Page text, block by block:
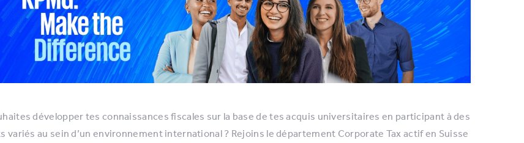
développer tes connaissances fiscales sur la base de tes acquis universitaires en participant à des
variés au sein d’un environnement international ? Rejoins le département Corporate Tax actif en Suisse